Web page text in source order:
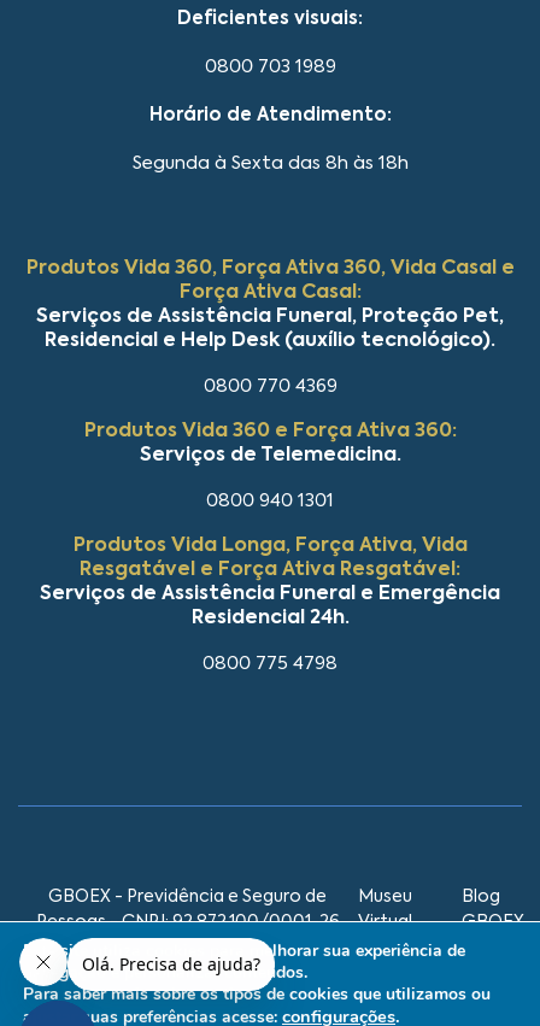
Deficientes visuais:
0800 703 1989
Horário de Atendimento:
Segunda à Sexta das 8h às 18h
Produtos Vida 360, Força Ativa 360, Vida Casal e
Força Ativa Casal:
Serviços de Assistência Funeral, Proteção Pet,
Residencial e Help Desk (auxílio tecnológico).
0800 770 4369
Produtos Vida 360 e Força Ativa 360:
Serviços de Telemedicina.
0800 940 1301
Produtos Vida Longa, Força Ativa, Vida
Resgatável e Força Ativa Resgatável:
Serviços de Assistência Funeral e Emergência
Residencial 24h.
0800 775 4798
GBOEX - Previdência e Seguro de
Pessoas - CNPJ: 92.872.100/0001-26
Museu
Virtual
GBOEX
Blog
GBOEX
2026 © GBOEX. Todos os direitos
Desenvolvido por
Este site utiliza cookies para melhorar sua experiência de
navegação e personalizar conteúdos.
Para saber mais sobre os tipos de cookies que utilizamos ou
ajustar suas preferências acesse: configurações.